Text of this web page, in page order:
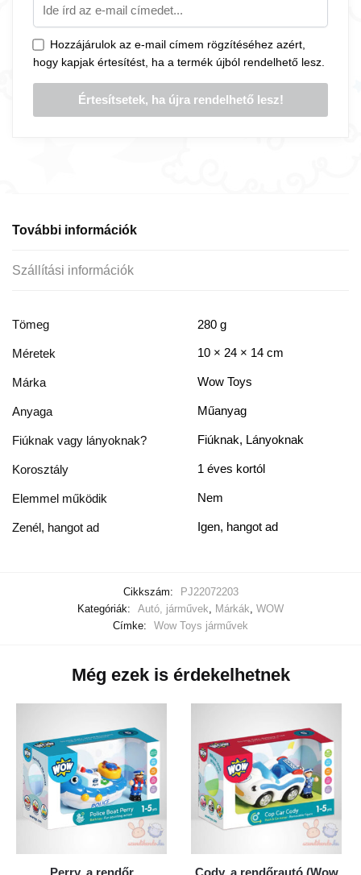
Hozzájárulok az e-mail címem rögzítéséhez azért,
hogy kapjak értesítést, ha a termék újból rendelhető lesz.
További információk
Szállítási információk
Tömeg 280 g
Méretek 10 × 24 × 14 cm
Márka Wow Toys
Anyaga Műanyag
Fiúknak vagy lányoknak? Fiúknak, Lányoknak
Korosztály 1 éves kortól
Elemmel működik Nem
Zenél, hangot ad Igen, hangot ad
Cikkszám:
PJ22072203
Kategóriák:
Autó, járművek Márkák WOW
Címke:
Wow Toys járművek
Még ezek is érdekelhetnek
Perry, a rendőr
Cody, a rendőrautó (Wow